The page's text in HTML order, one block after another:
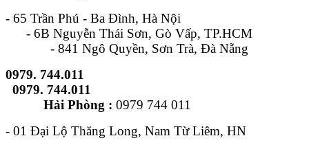
- 65 Trần Phú - Ba Đình, Hà Nội
- 6B Nguyễn Thái Sơn, Gò Vấp, TP.HCM
- 841 Ngô Quyền, Sơn Trà, Đà Nẵng
0979. 744.011
0979. 744.011
Hải Phòng : 0979 744 011
- 01 Đại Lộ Thăng Long, Nam Từ Liêm, HN